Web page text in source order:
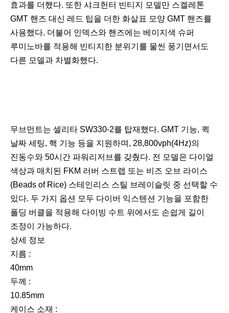
효과를 더했다. 또한 샤크헌터 빈티지 모델만 스켈레톤
GMT 핸즈 대신 레드 팁을 더한 화살표 모양 GMT 핸즈를
사용했다. 더불어 인덱스와 핸즈에는 베이지색 슈퍼
루미노바를 적용해 빈티지한 분위기를 물씬 풍기면서도
다른 모델과 차별화했다.
무브먼트는 셀리타 SW330-2를 탑재했다. GMT 기능, 퀵
날짜 세팅, 핵 기능 등을 지원하며, 28,800vph(4Hz)의
진동수와 50시간 파워리저브를 갖췄다. 전 모델은 다이얼
색상과 매치된 FKM 러버 스트랩 또는 비즈 오브 라이스
(Beads of Rice) 스테인리스 스틸 브레이슬릿 중 선택할 수
있다. 두 가지 옵션 모두 다이버 익스텐션 기능을 포함한
폴딩 버클을 적용해 다이빙 수트 위에서도 손쉽게 길이
조정이 가능하다.
상세 정보
지름 :
40mm
두께 :
10.85mm
케이스 소재 :